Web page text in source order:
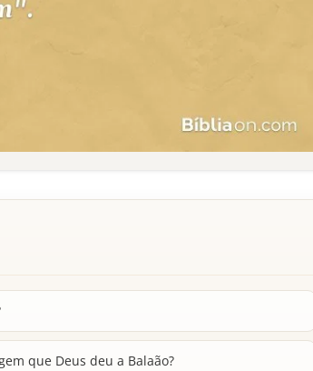
que Deus deu a Balaão?